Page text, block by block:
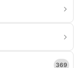
369